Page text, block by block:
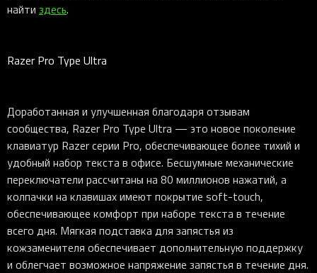
найти здесь.
Razer Pro Type Ultra
Доработанная и улучшенная благодаря отзывам
сообщества, Razer Pro Type Ultra — это новое поколение
клавиатур Razer серии Pro, обеспечивающее более тихий и
удобный набор текста в офисе. Бесшумные механические
переключатели рассчитаны на 80 миллионов нажатий, а
колпачки на клавишах имеют покрытие soft-touch,
обеспечивающее комфорт при наборе текста в течение
всего дня. Мягкая подставка для запястья из
кожзаменителя обеспечивает дополнительную поддержку
и облегчает возможное напряжение запястья в течение дня.